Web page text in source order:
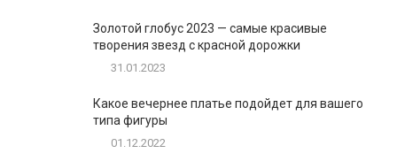
Золотой глобус 2023 — самые красивые
творения звезд с красной дорожки
31.01.2023
Какое вечернее платье подойдет для вашего
типа фигуры
01.12.2022